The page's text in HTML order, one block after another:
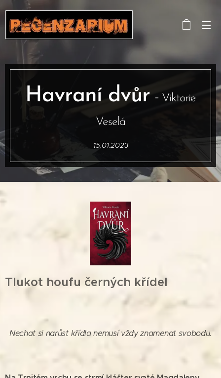
Havraní dvůr- Viktorie
Veselá
15.01.2023
Tlukot houfu černých křídel
Nechat si narůst křídla nemusí vždy znamenat svobodu.